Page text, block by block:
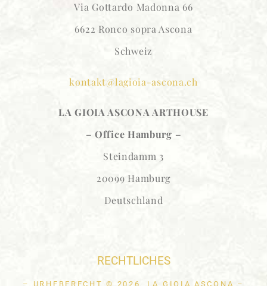
Via Gottardo Madonna 66
6622 Ronco sopra Ascona
Schweiz
kontakt@lagioia-ascona.ch
LA GIOIA ASCONA ARTHOUSE
– Office Hamburg –
Steindamm 3
20099 Hamburg
Deutschland
RECHTLICHES
– URHEBERECHT © 2026, LA GIOIA ASCONA –